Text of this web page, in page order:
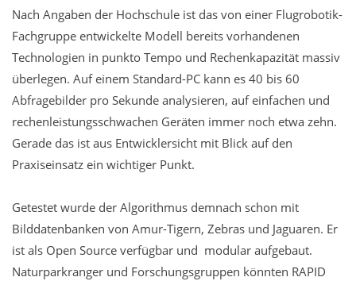
Nach Angaben der Hochschule ist das von einer Flugrobotik-
Fachgruppe entwickelte Modell bereits vorhandenen
Technologien in punkto Tempo und Rechenkapazität massiv
überlegen. Auf einem Standard-PC kann es 40 bis 60
Abfragebilder pro Sekunde analysieren, auf einfachen und
rechenleistungsschwachen Geräten immer noch etwa zehn.
Gerade das ist aus Entwicklersicht mit Blick auf den
Praxiseinsatz ein wichtiger Punkt.
Getestet wurde der Algorithmus demnach schon mit
Bilddatenbanken von Amur-Tigern, Zebras und Jaguaren. Er
ist als Open Source verfügbar und modular aufgebaut.
Naturparkranger und Forschungsgruppen könnten RAPID